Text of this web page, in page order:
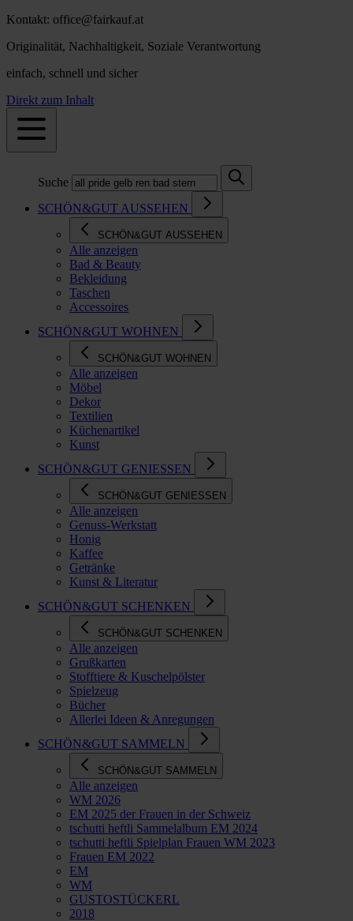
Kontakt: office@fairkauf.at
Originalität, Nachhaltigkeit, Soziale Verantwortung
einfach, schnell und sicher
Direkt zum Inhalt
Suche
SCHÖN&GUT AUSSEHEN
SCHÖN&GUT AUSSEHEN
Alle anzeigen
Bad & Beauty
Bekleidung
Taschen
Accessoires
SCHÖN&GUT WOHNEN
SCHÖN&GUT WOHNEN
Alle anzeigen
Möbel
Dekor
Textilien
Küchenartikel
Kunst
SCHÖN&GUT GENIESSEN
SCHÖN&GUT GENIESSEN
Alle anzeigen
Genuss-Werkstatt
Honig
Kaffee
Getränke
Kunst & Literatur
SCHÖN&GUT SCHENKEN
SCHÖN&GUT SCHENKEN
Alle anzeigen
Grußkarten
Stofftiere & Kuschelpölster
Spielzeug
Bücher
Allerlei Ideen & Anregungen
SCHÖN&GUT SAMMELN
SCHÖN&GUT SAMMELN
Alle anzeigen
WM 2026
EM 2025 der Frauen in der Schweiz
tschutti heftli Sammelalbum EM 2024
tschutti heftli Spielplan Frauen WM 2023
Frauen EM 2022
EM
WM
GUSTOSTÜCKERL
2018